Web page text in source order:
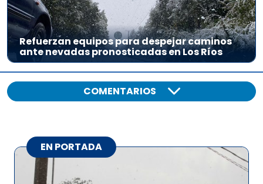
Refuerzan equipos para despejar caminos
ante nevadas pronosticadas en Los Ríos
COMENTARIOS
EN PORTADA